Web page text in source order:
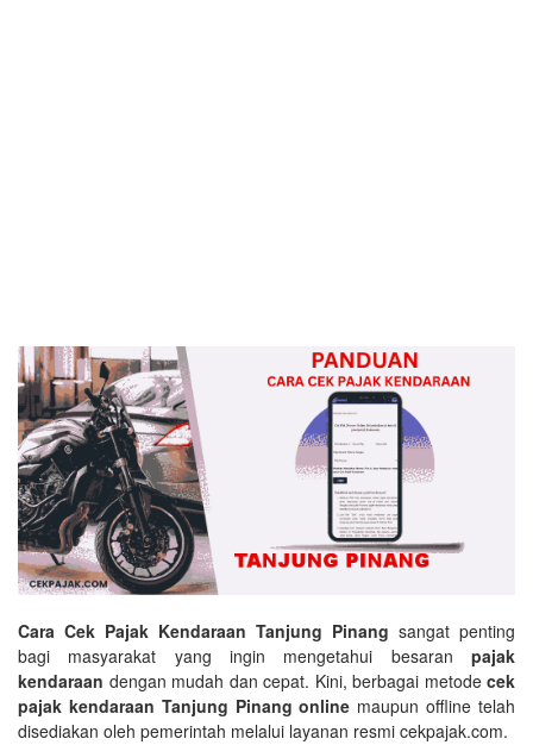
Cara Cek Pajak Kendaraan Tanjung Pinang sangat penting
bagi masyarakat yang ingin mengetahui besaran pajak
kendaraan dengan mudah dan cepat. Kini, berbagai metode cek
pajak kendaraan Tanjung Pinang online maupun offline telah
disediakan oleh pemerintah melalui layanan resmi cekpajak.com.